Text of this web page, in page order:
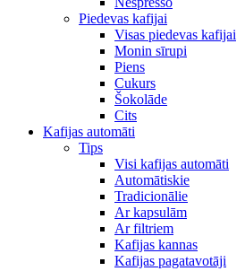
Piedevas kafijai
Visas piedevas kafijai
Monin sīrupi
Piens
Cukurs
Šokolāde
Cits
Kafijas automāti
Tips
Visi kafijas automāti
Automātiskie
Tradicionālie
Ar kapsulām
Ar filtriem
Kafijas kannas
Kafijas pagatavotāji